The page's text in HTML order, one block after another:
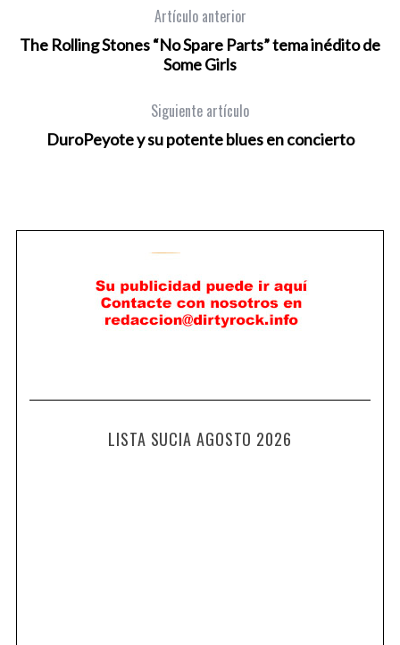
Artículo anterior
The Rolling Stones “No Spare Parts” tema inédito de
Some Girls
Siguiente artículo
DuroPeyote y su potente blues en concierto
LISTA SUCIA AGOSTO 2026